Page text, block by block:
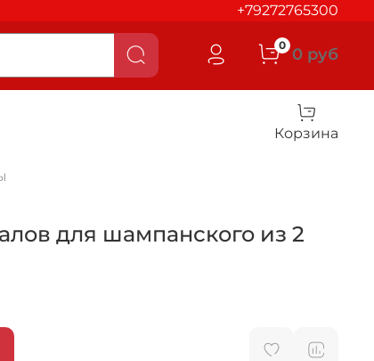
+79272765300
0 0 руб
Корзина
для шампанского из 2